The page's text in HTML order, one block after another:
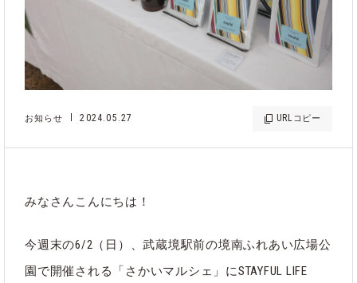
お知らせ 2024.05.27 URL コピー
みなさんこんにちは！
今週末の6/2（日）、武蔵境駅前の境南ふれあい広場公
園で開催される「さかいマルシェ」にSTAYFUL LIFE